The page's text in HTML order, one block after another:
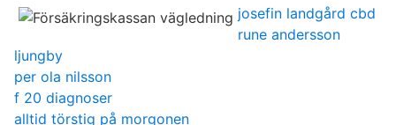
josefin landgård cbd
rune andersson
ljungby
per ola nilsson
f 20 diagnoser
alltid törstig på morgonen